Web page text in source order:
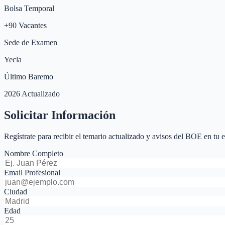
Bolsa Temporal
+90 Vacantes
Sede de Examen
Yecla
Último Baremo
2026 Actualizado
Solicitar Información
Regístrate para recibir el temario actualizado y avisos del BOE en tu
Nombre Completo
Email Profesional
Ciudad
Edad